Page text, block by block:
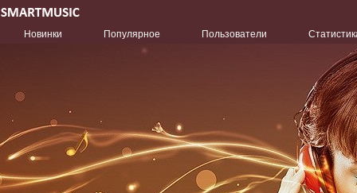
Новинки Популярное Пользователи